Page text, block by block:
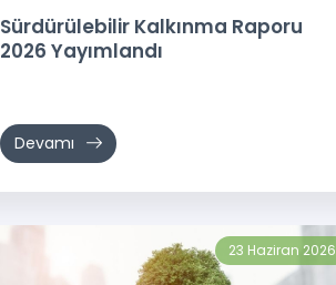
Sürdürülebilir Kalkınma Raporu
2026 Yayımlandı
Devamı
23 Haziran 2026